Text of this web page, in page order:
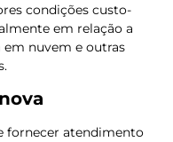
condições custo-
em relação a
nuvem e outras
fornecer atendimento